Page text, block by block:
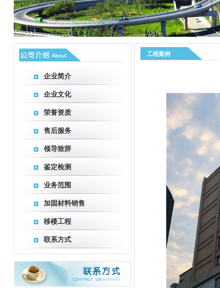
企业简介
企业文化
荣誉资质
售后服务
领导致辞
鉴定检测
业务范围
加固材料销售
移楼工程
联系方式
工程案例